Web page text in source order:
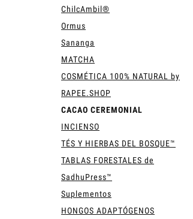
ChilcAmbil®
Ormus
Sananga
MATCHA
COSMÉTICA 100% NATURAL by
RAPEE.SHOP
CACAO CEREMONIAL
INCIENSO
TÉS Y HIERBAS DEL BOSQUE™
TABLAS FORESTALES de
SadhuPress™
Suplementos
HONGOS ADAPTÓGENOS